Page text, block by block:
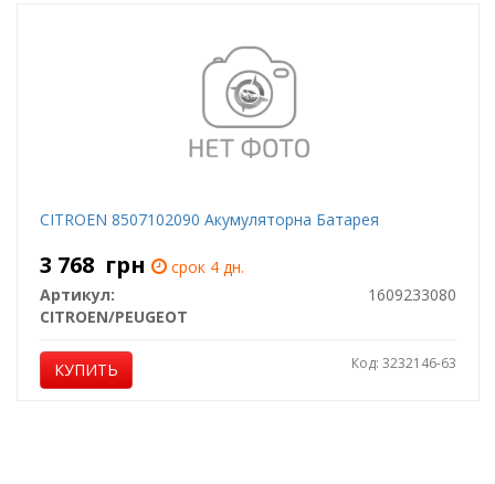
CITROEN 8507102090 Акумуляторна Батарея
3 768 грн
срок 4 дн.
Артикул:
1609233080
CITROEN/PEUGEOT
КУПИТЬ Код: 3232146-63